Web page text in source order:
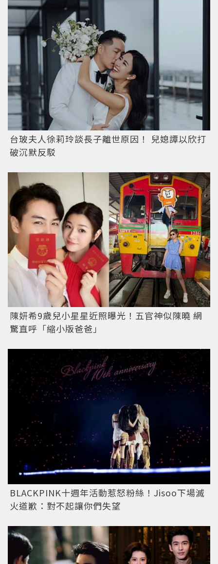
台玻夫人徐莉玲談長子離世原因！ 兒媳譚以欣打
破沉默反駁
陳妍希9歲兒小星星近照曝光！五官神似陳曉 網
驚直呼「縮小版爸爸」
BLACKPINK十週年活動惹怒粉絲！Jisoo下場滅
火道歉：對不起讓你們失望